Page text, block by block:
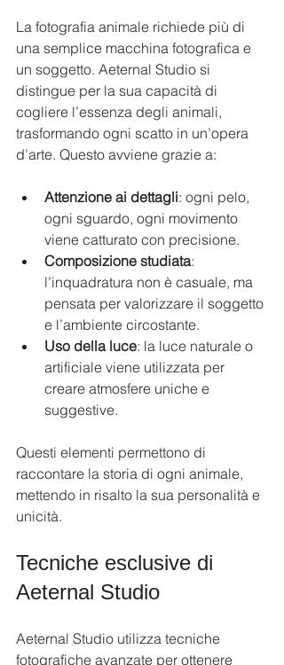
La fotografia animale richiede più di
una semplice macchina fotografica e
un soggetto. Aeternal Studio si
distingue per la sua capacità di
cogliere l’essenza degli animali,
trasformando ogni scatto in un’opera
d’arte. Questo avviene grazie a:
Attenzione ai dettagli: ogni pelo,
ogni sguardo, ogni movimento
viene catturato con precisione.
Composizione studiata:
l’inquadratura non è casuale, ma
pensata per valorizzare il soggetto
e l’ambiente circostante.
Uso della luce: la luce naturale o
artificiale viene utilizzata per
creare atmosfere uniche e
suggestive.
Questi elementi permettono di
raccontare la storia di ogni animale,
mettendo in risalto la sua personalità e
unicità.
Tecniche esclusive di
Aeternal Studio
Aeternal Studio utilizza tecniche
fotografiche avanzate per ottenere